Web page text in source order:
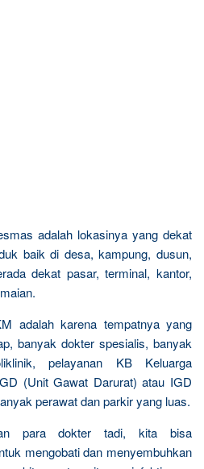
adalah lokasinya yang dekat
baik di desa, kampung, dusun,
dekat pasar, terminal, kantor,
adalah karena tempatnya yang
banyak dokter spesialis, banyak
pelayanan KB Keluarga
(Unit Gawat Darurat) atau IGD
perawat dan parkir yang luas.
para dokter tadi, kita bisa
mengobati dan menyembuhkan